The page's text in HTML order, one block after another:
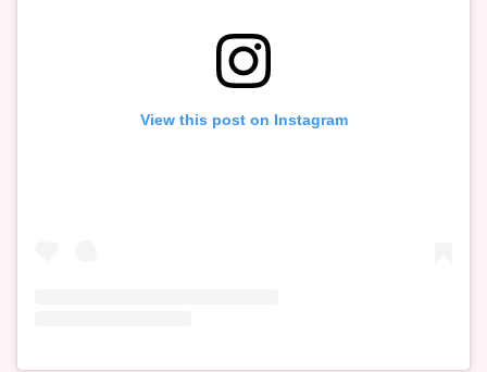
View this post on Instagram